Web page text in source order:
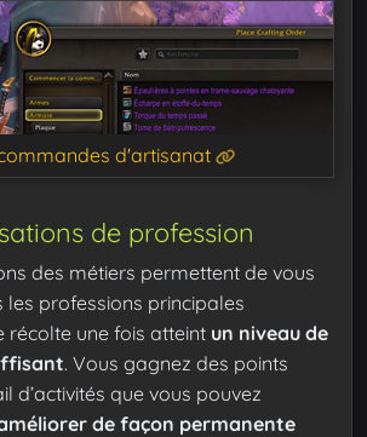
d'artisanat
de profession
des métiers permettent de vous
les professions principales
récolte une fois atteint un niveau de
. Vous gagnez des points
d’activités que vous pouvez
de façon permanente